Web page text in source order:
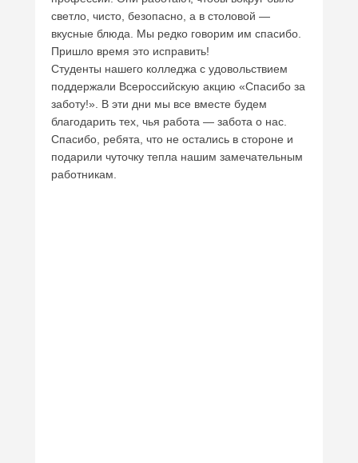
светло, чисто, безопасно, а в столовой —
вкусные блюда. Мы редко говорим им спасибо.
Пришло время это исправить!
Студенты нашего колледжа с удовольствием
поддержали Всероссийскую акцию «Спасибо за
заботу!». В эти дни мы все вместе будем
благодарить тех, чья работа — забота о нас.
Спасибо, ребята, что не остались в стороне и
подарили чуточку тепла нашим замечательным
работникам.